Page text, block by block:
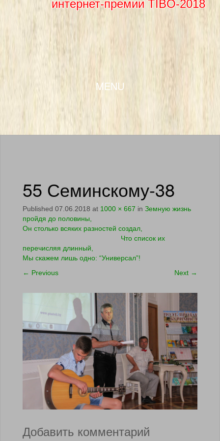
интернет-премии TIBO-2018
MENU
55 Семинскому-38
Published 07.06.2018 at 1000 × 667 in Земную жизнь
пройдя до половины,
Он столько всяких разностей создал,
Что список их
перечисляя длинный,
Мы скажем лишь одно: “Универсал”!
← Previous Next →
Добавить комментарий